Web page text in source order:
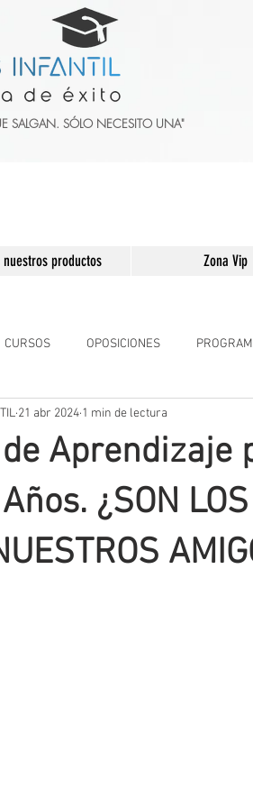
SALGAN. SÓLO NECESITO UNA"
nuestros productos Zona Vip
CURSOS OPOSICIONES
PRÁCTICOS TEMARIOS
EDUCATIVA SITUACIONES DE
EVALUACIÓN METODOLOGIA
Aprendizaje
¿SON
21 abr 2024 1 min de lectura